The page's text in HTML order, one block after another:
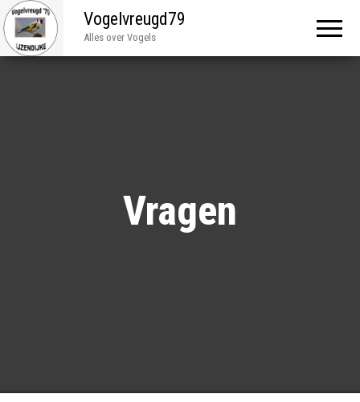
Vogelvreugd79
Alles over Vogels
Vragen